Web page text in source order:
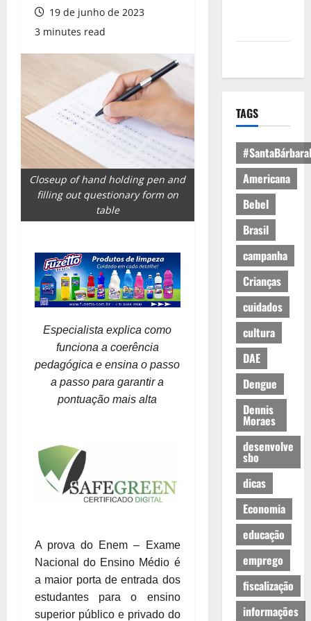
19 de junho de 2023
3 minutes read
Closeup of hand holding pen and
filling out questionary form on
table
Especialista explica como
funciona a coerência
pedagógica e ensina o passo
a passo para garantir a
pontuação mais alta
A prova do Enem – Exame
Nacional do Ensino Médio é
a maior porta de entrada dos
estudantes para o ensino
superior público e privado do
TAGS
Americana
Bebel
Brasil
campanha
Crianças
cuidados
cultura
DAE
Dengue
Dennis
Moraes
desenvolve
sbo
dicas
Economia
educação
emprego
fiscalização
informações